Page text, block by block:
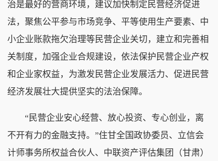
治是最好的营商环境，建议加快制定民营经济促进
法，聚焦公平参与市场竞争、平等使用生产要素、中
小企业账款拖欠治理等民营企业关切，建立和完善相
关制度，加强企业合规建设，依法保护民营企业产权
和企业家权益，为激发民营企业发展活力、促进民营
经济发展壮大提供坚实的法治保障。
“民营企业安心经营、放心投资、专心创业，离
不开有力的金融支持。”住甘全国政协委员、立信会
计师事务所权益合伙人、中联资产评估集团（甘肃）